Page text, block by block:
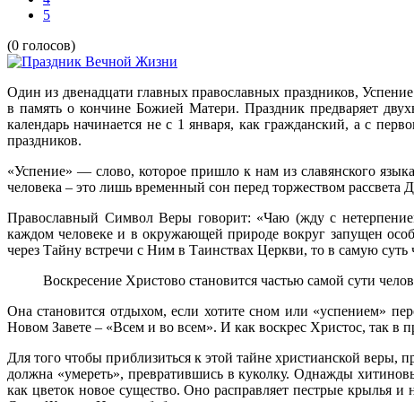
5
(0 голосов)
Один из двенадцати главных православных праздников,
в память о кончине Божией Матери. Праздник предваряет
календарь начинается не с 1 января, как гражданский, а с
праздников.
«Успение» — слово, которое пришло к нам из славянского
человека – это лишь временный сон перед торжеством
Православный Символ Веры говорит: «Чаю (жду с
каждом человеке и в окружающей природе вокруг запущен
через Тайну встречи с Ним в Таинствах Церкви, то в самую
Воскресение Христово становится частью самой сути
Она становится отдыхом, если хотите сном или «успением»
Новом Завете – «Всем и во всем». И как воскрес Христос, так в
Для того чтобы приблизиться к этой тайне христианской
должна «умереть», превратившись в куколку. Однажды
как цветок новое существо. Оно расправляет пестрые